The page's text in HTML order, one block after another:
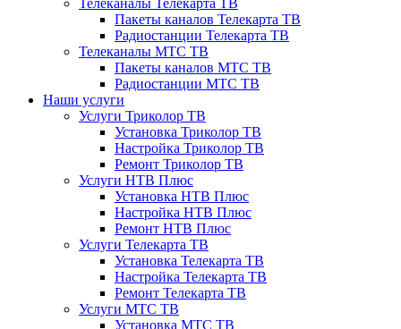
Телеканалы Телекарта ТВ
Пакеты каналов Телекарта ТВ
Радиостанции Телекарта ТВ
Телеканалы МТС ТВ
Пакеты каналов МТС ТВ
Радиостанции МТС ТВ
Наши услуги
Услуги Триколор ТВ
Установка Триколор ТВ
Настройка Триколор ТВ
Ремонт Триколор ТВ
Услуги НТВ Плюс
Установка НТВ Плюс
Настройка НТВ Плюс
Ремонт НТВ Плюс
Услуги Телекарта ТВ
Установка Телекарта ТВ
Настройка Телекарта ТВ
Ремонт Телекарта ТВ
Услуги МТС ТВ
Установка МТС ТВ